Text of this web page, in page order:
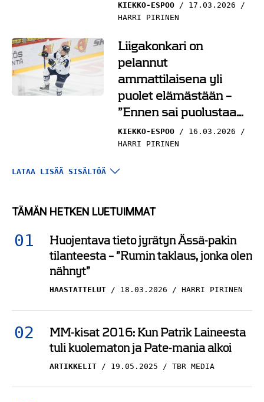
KIEKKO-ESPOO
17.03.2026
HARRI PIRINEN
Liigakonkari on
pelannut
ammattilaisena yli
puolet elämästään –
”Ennen sai puolustaa
aika vankilasäännöillä”
KIEKKO-ESPOO
16.03.2026
HARRI PIRINEN
Haastattelu: Liigan
suitsutusta –
hän ymmärtää peliä”
KIEKKO-ESPOO
17.01.2026
Liiga-taituri palasi
lähtöruutuun – tämä oli
merkittävin ero
tshekkiläisessä
kiekossa
LATAA LISÄÄ SISÄLTÖÄ
TÄMÄN HETKEN LUETUIMMAT
Huojentava tieto jyrätyn Ässä-pakin
tilanteesta – ”Rumin taklaus, jonka olen
nähnyt”
HAASTATTELUT 18.03.2026 HARRI PIRINEN
MM-kisat 2016: Kun Patrik Laineesta
tuli kuolematon ja Pate-mania alkoi
ARTIKKELIT 19.05.2025 TBR MEDIA